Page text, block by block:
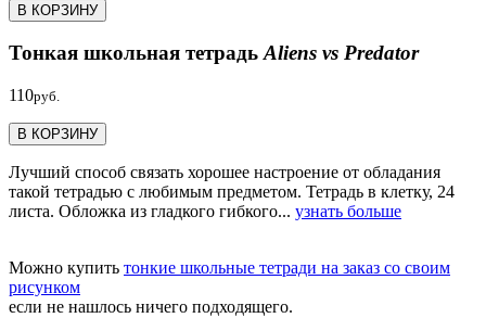
В КОРЗИНУ
Тонкая школьная тетрадьAliens vs Predator
110руб.
В КОРЗИНУ
Лучший способ связать хорошее настроение от обладания
такой тетрадью c любимым предметом. Тетрадь в клетку, 24
листа. Обложка из гладкого гибкого... узнать больше
Можно купить тонкие школьные тетради на заказ со своим
рисунком
если не нашлось ничего подходящего.